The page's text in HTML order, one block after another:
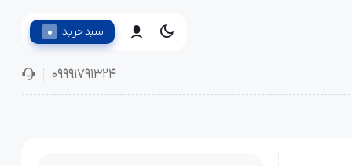
سبد خرید 0
09991791324